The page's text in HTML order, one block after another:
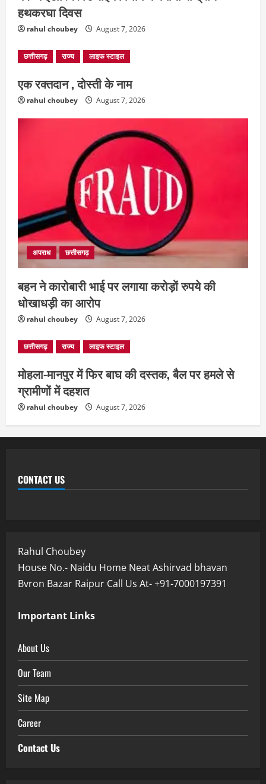
हथकरघा दिवस
rahul choubey August 7, 2026
छत्तीसगढ़ राज्य लाइफ स्टाइल
एक रक्तदान , दोस्ती के नाम
rahul choubey August 7, 2026
अपराध छत्तीसगढ़
बहन ने कारोबारी भाई पर लगाया करोड़ों रुपये की
धोखाधड़ी का आरोप
rahul choubey August 7, 2026
छत्तीसगढ़ राज्य लाइफ स्टाइल
मोहला-मानपुर में फिर बाघ की दस्तक, बैल पर हमले से
ग्रामीणों में दहशत
rahul choubey August 7, 2026
CONTACT US
Rahul Choubey
House No.- Naidu Home Neat Ashirvad bhavan
Bvron Bazar Raipur Call Us At- +91-7000197391
Important Links
About Us
Our Team
Site Map
Career
Contact Us